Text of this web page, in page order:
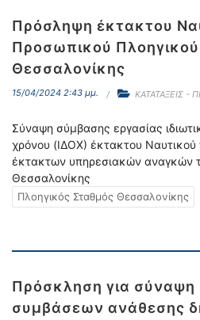
Πρόσληψη έκτακτου
Προσωπικού
Θεσσαλονίκης
15/04/2024 2:43 μμ. ΚΑΤΑΤΑΞΕΙΣ -
Σύναψη σύμβασης εργασίας
χρόνου (ΙΔΟΧ) έκτακτου
έκτακτων υπηρεσιακών αναγκών
Θεσσαλονίκης
Πλοηγικός Σταθμός Θεσσαλονίκης
Πρόσκληση για σύναψη
συμβάσεων ανάθεσης